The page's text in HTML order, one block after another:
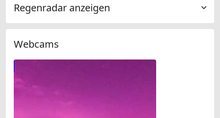
Regenradar anzeigen
Webcams